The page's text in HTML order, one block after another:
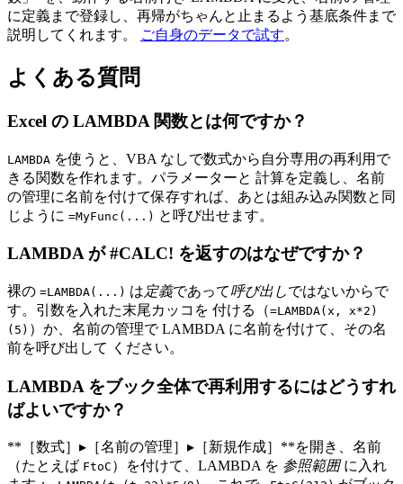
に定義まで登録し、再帰がちゃんと止まるよう基底条件まで
説明してくれます。
ご自身のデータで試す。
よくある質問
Excel の LAMBDA 関数とは何ですか？
LAMBDA を使うと、VBA なしで数式から自分専用の再利用で
きる関数を作れます。パラメーターと 計算を定義し、名前
の管理に名前を付けて保存すれば、あとは組み込み関数と同
じように =MyFunc(...) と呼び出せます。
LAMBDA が #CALC! を返すのはなぜですか？
裸の =LAMBDA(...) は定義であって呼び出しではないからで
す。引数を入れた末尾カッコを 付ける（=LAMBDA(x, x*2)
(5) ）か、名前の管理で LAMBDA に名前を付けて、その名
前を呼び出して ください。
LAMBDA をブック全体で再利用するにはどうすれ
ばよいですか？
**［数式］▸［名前の管理］▸［新規作成］**を開き、名前
（たとえば FtoC ）を付けて、LAMBDA を 参照範囲に入れ